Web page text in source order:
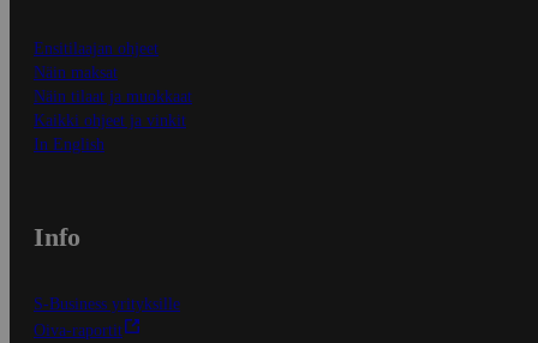
Ensitilaajan ohjeet
Näin maksat
Näin tilaat ja muokkaat
Kaikki ohjeet ja vinkit
In English
Info
S-Business yrityksille
Oiva-raportit